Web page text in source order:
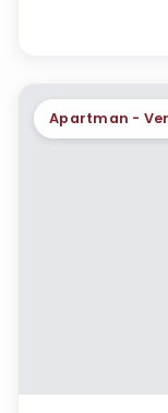
Apartman -